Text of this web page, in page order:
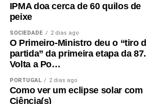
IPMA doa cerca de 60 quilos de
peixe
SOCIEDADE 2 dias ago
O Primeiro-Ministro deu o “tiro
partida” da primeira etapa da
Volta a Po…
PORTUGAL 2 dias ago
Como ver um eclipse solar com
Ciência(s)